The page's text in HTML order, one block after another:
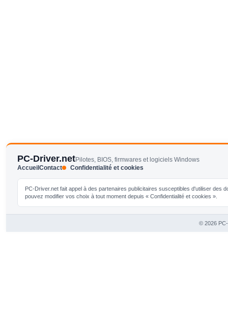
PC-Driver.netPilotes, BIOS, firmwares et logiciels Windows
AccueilContact Confidentialité et cookies
PC-Driver.net fait appel à des partenaires publicitaires susceptibles d'utiliser
pouvez modifier vos choix à tout moment depuis « Confidentialité et cookies ».
© 2026